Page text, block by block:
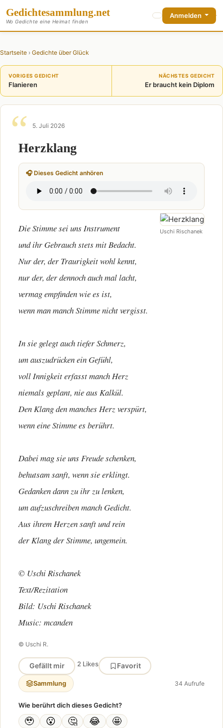
Gedichtesammlung.net
Wo Gedichte eine Heimat finden
Anmelden
Startseite › Gedichte über Glück
VORIGES GEDICHT
Flanieren
NÄCHSTES GEDICHT
Er braucht kein Diplom
5. Juli 2026
Herzklang
🎧 Dieses Gedicht anhören
Uschi Rischanek
Die Stimme sei uns Instrument
und ihr Gebrauch stets mit Bedacht.
Nur der, der Traurigkeit wohl kennt,
nur der, der dennoch auch mal lacht,
vermag empfinden wie es ist,
wenn man manch Stimme nicht vergisst.
In sie gelegt auch tiefer Schmerz,
um auszudrücken ein Gefühl,
voll Innigkeit erfasst manch Herz
niemals geplant, nie aus Kalkül.
Den Klang den manches Herz verspürt,
wenn eine Stimme es berührt.
Dabei mag sie uns Freude schenken,
behutsam sanft, wenn sie erklingt.
Gedanken dann zu ihr zu lenken,
um aufzuschreiben manch Gedicht.
Aus ihrem Herzen sanft und rein
der Klang der Stimme, ungemein.
© Uschi Rischanek
Text/Rezitation
Bild: Uschi Rischanek
Music: mcanden
© Uschi R.
Gefällt mir 2 Likes Favorit
Sammlung 34 Aufrufe
Wie berührt dich dieses Gedicht?
🥹 😮 🤔 😂 🤩